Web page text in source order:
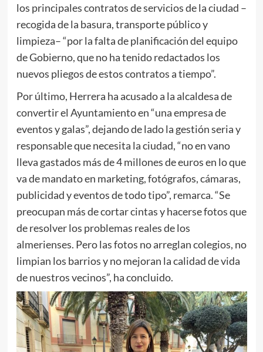
los principales contratos de servicios de la ciudad –
recogida de la basura, transporte público y
limpieza– “por la falta de planificación del equipo
de Gobierno, que no ha tenido redactados los
nuevos pliegos de estos contratos a tiempo”.
Por último, Herrera ha acusado a la alcaldesa de
convertir el Ayuntamiento en “una empresa de
eventos y galas”, dejando de lado la gestión seria y
responsable que necesita la ciudad, “no en vano
lleva gastados más de 4 millones de euros en lo que
va de mandato en marketing, fotógrafos, cámaras,
publicidad y eventos de todo tipo”, remarca. “Se
preocupan más de cortar cintas y hacerse fotos que
de resolver los problemas reales de los
almerienses. Pero las fotos no arreglan colegios, no
limpian los barrios y no mejoran la calidad de vida
de nuestros vecinos”, ha concluido.